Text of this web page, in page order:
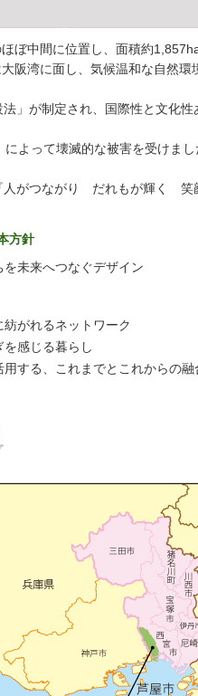
ぼ中間に位置し、面積約
阪湾に面し、気候温和な自然
」が制定され、国際性と文化
よって壊滅的な被害を受けま
がつながり
だれもが輝く 笑
方針
未来へつなぐデザイン
がれるネットワーク
感じる暮らし
する、これまでとこれからの融